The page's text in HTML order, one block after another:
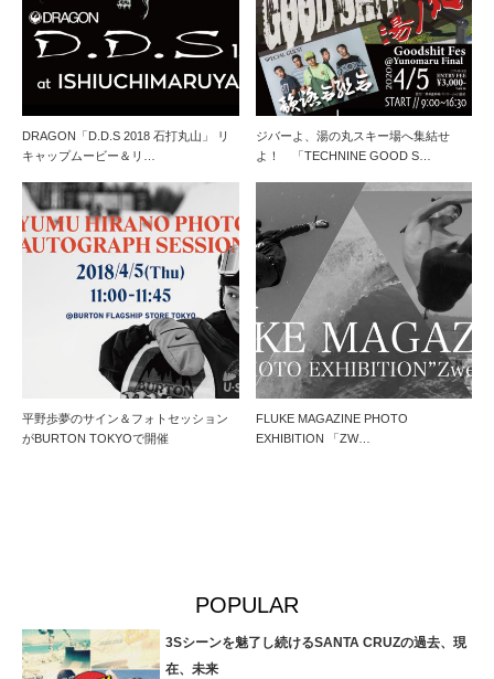
DRAGON「D.D.S 2018 石打丸山」 リ
キャップムービー＆リ…
ジバーよ、湯の丸スキー場へ集結せ
よ！ 「TECHNINE GOOD S…
平野歩夢のサイン＆フォトセッション
がBURTON TOKYOで開催
FLUKE MAGAZINE PHOTO
EXHIBITION 「ZW…
POPULAR
3Sシーンを魅了し続けるSANTA CRUZの過去、現
在、未来